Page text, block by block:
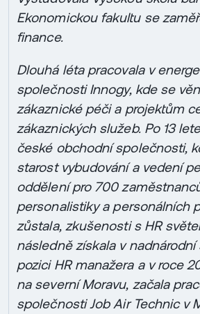
Ekonomickou fakultu se
finance.
Dlouhá léta pracovala v
společnosti Innogy, kde se
zákaznické péči a projektům
zákaznických služeb. Po 13
české obchodní společnosti,
starost vybudování a vedení
oddělení pro 700
personalistiky a personálních
zůstala, zkušenosti s HR
následně získala v
pozici HR manažera a v roce
na severní Moravu, začala
společnosti Job Air Technic v